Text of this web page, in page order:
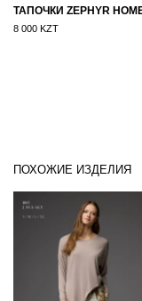
8 000 KZT
ПОХОЖИЕ ИЗДЕЛИЯ